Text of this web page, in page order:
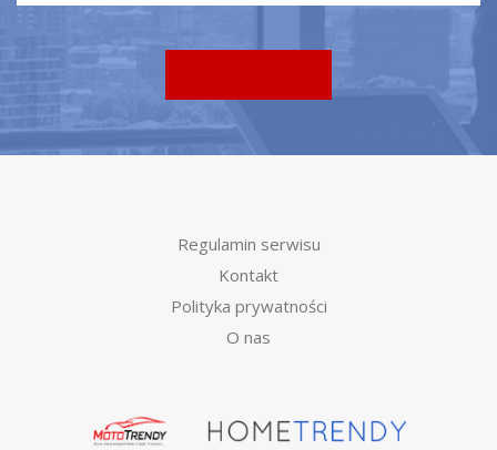
Regulamin serwisu
Kontakt
Polityka prywatności
O nas